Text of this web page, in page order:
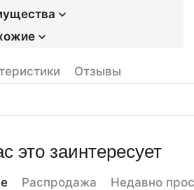
Отзывы
это заинтересует
Распродажа Недавно